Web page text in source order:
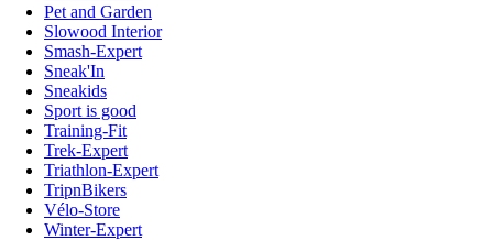
Pet and Garden
Slowood Interior
Smash-Expert
Sneak'In
Sneakids
Sport is good
Training-Fit
Trek-Expert
Triathlon-Expert
TripnBikers
Vélo-Store
Winter-Expert